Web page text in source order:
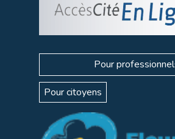
Pour
Pour citoyens